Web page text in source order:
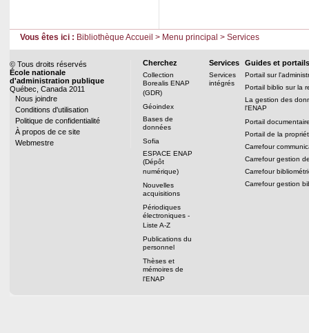
Vous êtes ici : Bibliothèque Accueil > Menu principal > Services
© Tous droits réservés
École nationale
d'administration publique
Québec, Canada 2011
Nous joindre
Conditions d'utilisation
Politique de confidentialité
À propos de ce site
Webmestre
Cherchez
Collection
Borealis ENAP
(GDR)
Géoindex
Bases de
données
Sofia
ESPACE ENAP
(Dépôt
numérique)
Nouvelles
acquisitions
Périodiques
électroniques -
Liste A-Z
Publications du
personnel
Thèses et
mémoires de
l'ENAP
Services
Services
intégrés
Guides et portails
Portail sur
Portail biblio sur la
La gestion des
l'ENAP
Portail
Portail de la
Carrefour
Carrefour gestion
Carrefour
Carrefour gestion